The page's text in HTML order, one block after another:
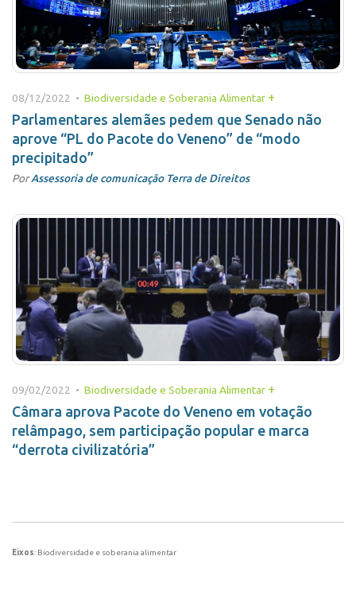
08/12/2022 • Biodiversidade e Soberania Alimentar +
Parlamentares alemães pedem que Senado não
aprove “PL do Pacote do Veneno” de “modo
precipitado”
PorAssessoria de comunicação Terra de Direitos
09/02/2022 • Biodiversidade e Soberania Alimentar +
Câmara aprova Pacote do Veneno em votação
relâmpago, sem participação popular e marca
“derrota civilizatória”
Eixos: Biodiversidade e soberania alimentar